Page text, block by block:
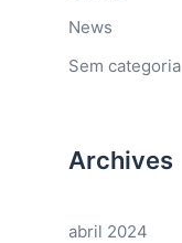
News
Sem categoria
Archives
abril 2024